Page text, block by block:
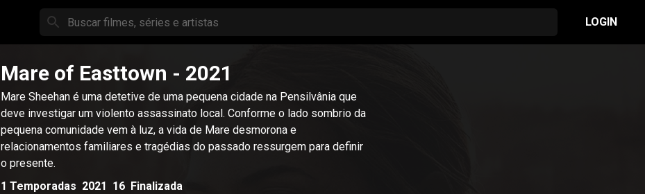
LOGIN
Mare of Easttown - 2021
Mare Sheehan é uma detetive de uma pequena cidade na Pensilvânia que
deve investigar um violento assassinato local. Conforme o lado sombrio da
pequena comunidade vem à luz, a vida de Mare desmorona e
relacionamentos familiares e tragédias do passado ressurgem para definir
o presente.
1 Temporadas 2021 16 Finalizada